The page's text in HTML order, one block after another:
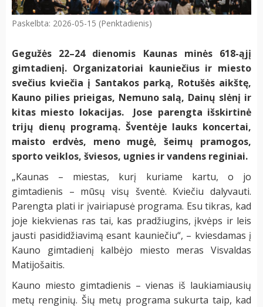
Paskelbta: 2026-05-15 (Penktadienis)
Gegužės 22–24 dienomis Kaunas minės 618-ąjį
gimtadienį. Organizatoriai kauniečius ir miesto
svečius kviečia į Santakos parką, Rotušės aikštę,
Kauno pilies prieigas, Nemuno salą, Dainų slėnį ir
kitas miesto lokacijas. Jose parengta išskirtinė
trijų dienų programą. Šventėje lauks koncertai,
maisto erdvės, meno mugė, šeimų pramogos,
sporto veiklos, šviesos, ugnies ir vandens reginiai.
„Kaunas – miestas, kurį kuriame kartu, o jo
gimtadienis – mūsų visų šventė. Kviečiu dalyvauti.
Parengta plati ir įvairiapusė programa. Esu tikras, kad
joje kiekvienas ras tai, kas pradžiugins, įkvėps ir leis
jausti pasididžiavimą esant kauniečiu“, – kviesdamas į
Kauno gimtadienį kalbėjo miesto meras Visvaldas
Matijošaitis.
Kauno miesto gimtadienis – vienas iš laukiamiausių
metų renginių. Šių metų programa sukurta taip, kad